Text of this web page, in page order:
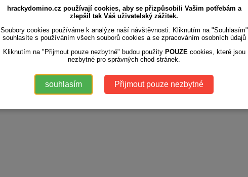
hrackydomino.cz používají cookies, aby se přizpůsobili Vašim potřebám a
zlepšil tak Váš uživatelský zážitek.
Soubory cookies používáme k analýze naší návštěvnosti. Kliknutím na "Souhlasím"
souhlasíte s používáním všech souborů cookies a se zpracováním osobních údajů
Kliknutím na "Přijmout pouze nezbytné" budou použity POUZE cookies, které jsou
nezbytné pro správných chod stránek.
souhlasím Přijmout pouze nezbytné